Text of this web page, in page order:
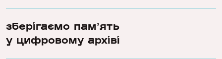
зберігаємо памʼять
у цифровому архіві